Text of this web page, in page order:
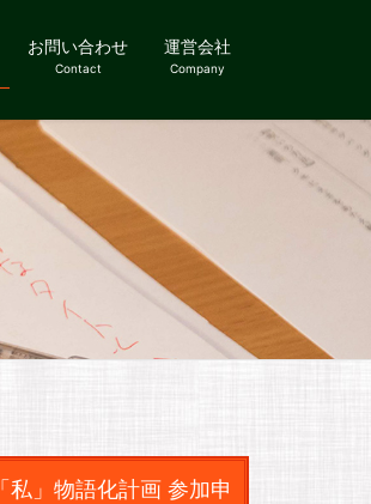
お問い合わせ
Contact
運営会社
Company
「私」物語化計画 参加申